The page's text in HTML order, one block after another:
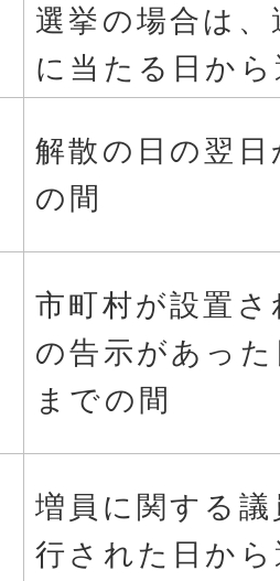
選挙の場合は
に当たる日か
解散の日の翌
の間
市町村が設置
の告示があっ
までの間
増員に関する
行された日か